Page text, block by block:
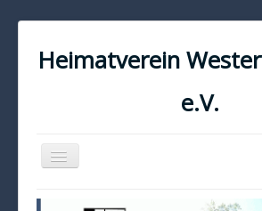
Heimatverein
e.V.
Navigation
an/aus